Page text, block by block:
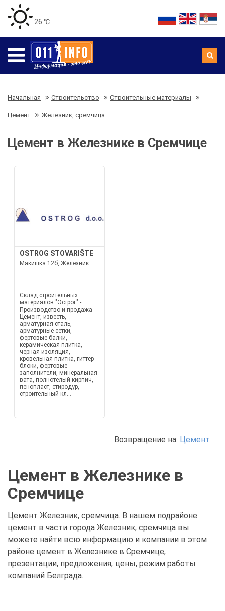
26 ℃
Начальная Строительство Строительные материалы
Цемент Железник, сремчица
Цемент в Железнике в Сремчице
OSTROG STOVARIŠTE
Макишка 12б, Железник
Склад строительных
материалов "Острог" -
Производство и продажа
Цемент, известь,
арматурная сталь,
арматурные сетки,
фертовые балки,
керамическая плитка,
черная изоляция,
кровельная плитка, гиттер-
блоки, фертовые
заполнители, минеральная
вата, полнотелый кирпич,
пенопласт, стиродур,
строительный кл...
Возвращение на: Цемент
Цемент в Железнике в
Сремчице
Цемент Железник, сремчица. В нашем подрайоне
цемент в части города Железник, сремчица вы
можете найти всю информацию и компании в этом
районе цемент в Железнике в Сремчице,
презентации, предложения, цены, режим работы
компаний Белграда.